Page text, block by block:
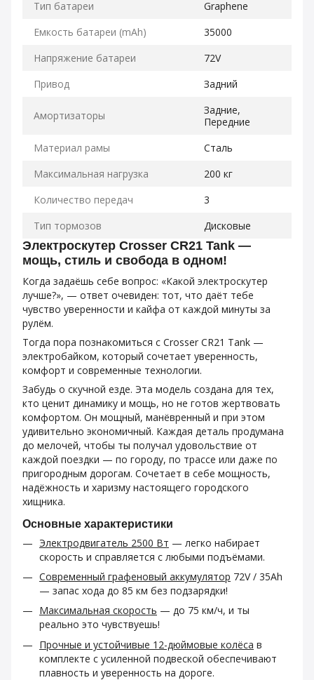
Тип батареи
Graphene
Емкость батареи (mAh)
35000
Напряжение батареи
72V
Привод
Задний
Амортизаторы
Задние,
Передние
Материал рамы
Сталь
Максимальная нагрузка
200 кг
Количество передач
3
Тип тормозов
Дисковые
Электроскутер Crosser CR21 Tank —
мощь, стиль и свобода в одном!
Когда задаёшь себе вопрос: «Какой электроскутер
лучше?», — ответ очевиден: тот, что даёт тебе
чувство уверенности и кайфа от каждой минуты за
рулём.
Тогда пора познакомиться с Crosser CR21 Tank —
электробайком, который сочетает уверенность,
комфорт и современные технологии.
Забудь о скучной езде. Эта модель создана для тех,
кто ценит динамику и мощь, но не готов жертвовать
комфортом. Он мощный, манёвренный и при этом
удивительно экономичный. Каждая деталь продумана
до мелочей, чтобы ты получал удовольствие от
каждой поездки — по городу, по трассе или даже по
пригородным дорогам. Сочетает в себе мощность,
надёжность и харизму настоящего городского
хищника.
Основные характеристики
Электродвигатель 2500 Вт — легко набирает
скорость и справляется с любыми подъёмами.
Современный графеновый аккумулятор 72V / 35Ah
— запас хода до 85 км без подзарядки!
Максимальная скорость — до 75 км/ч, и ты
реально это чувствуешь!
Прочные и устойчивые 12-дюймовые колёса в
комплекте с усиленной подвеской обеспечивают
плавность и уверенность на дороге.